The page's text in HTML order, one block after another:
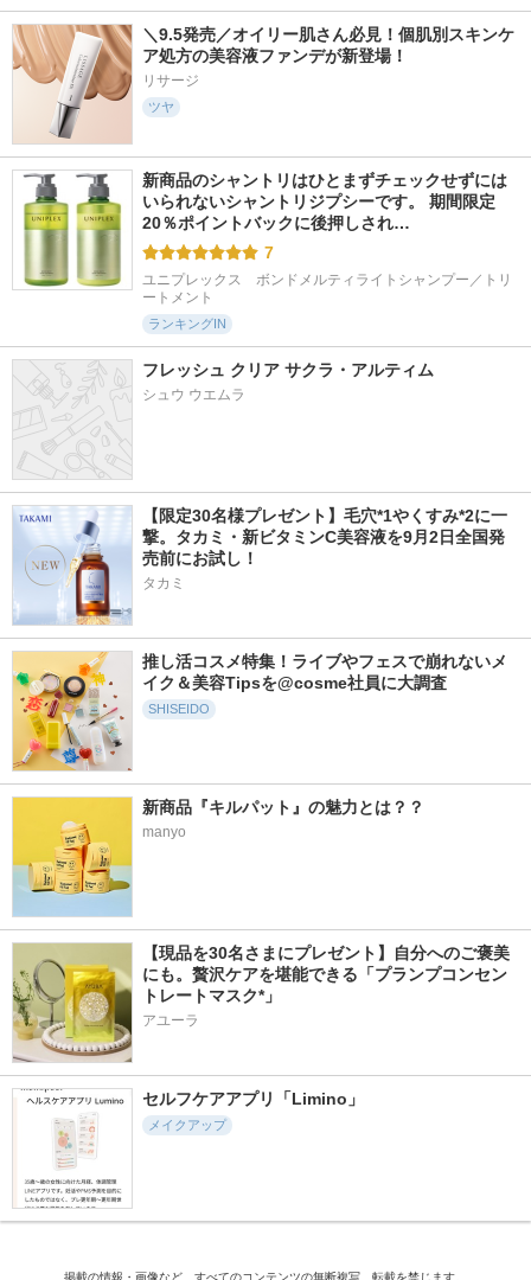
＼9.5発売／オイリー肌さん必見！個肌別スキンケ
ア処方の美容液ファンデが新登場！
リサージ
ツヤ
新商品のシャントリはひとまずチェックせずには
いられないシャントリジプシーです。 期間限定
20％ポイントバックに後押しされ…
7
ユニプレックス　ボンドメルティライトシャンプー／トリ
ートメント
ランキングIN
フレッシュ クリア サクラ・アルティム
シュウ ウエムラ
【限定30名様プレゼント】毛穴*1やくすみ*2に一
撃。タカミ・新ビタミンC美容液を9月2日全国発
売前にお試し！
タカミ
推し活コスメ特集！ライブやフェスで崩れないメ
イク＆美容Tipsを@cosme社員に大調査
SHISEIDO
新商品『キルパット』の魅力とは？？
manyo
【現品を30名さまにプレゼント】自分へのご褒美
にも。贅沢ケアを堪能できる「プランプコンセン
トレートマスク*」
アユーラ
セルフケアアプリ「Limino」
メイクアップ
掲載の情報・画像など、すべてのコンテンツの無断複写、転載を禁じます。